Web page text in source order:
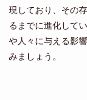
現しており、その
るまでに進化して
や人々に与える影
みましょう。